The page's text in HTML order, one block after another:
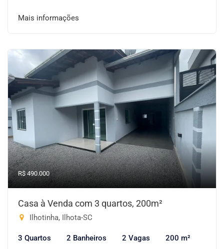
Mais informações
R$ 490.000
Casa à Venda com 3 quartos, 200m²
Ilhotinha, Ilhota-SC
3 Quartos 2 Banheiros 2 Vagas 200 m²